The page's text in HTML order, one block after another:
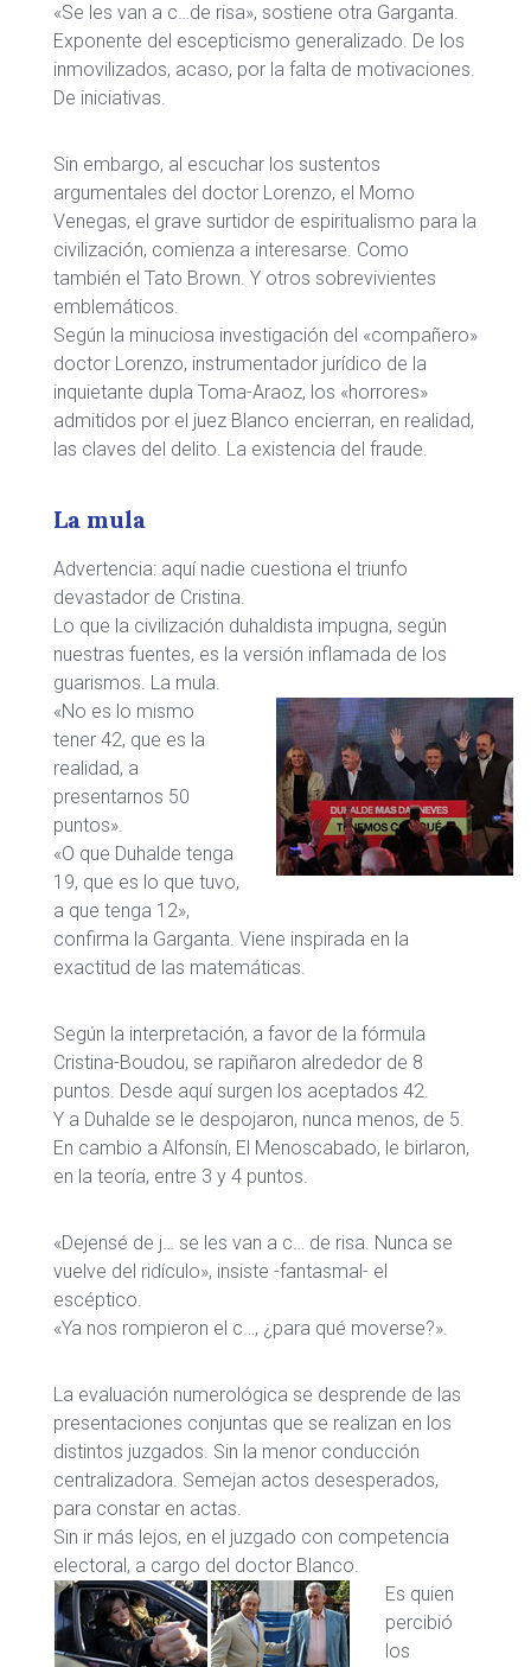
«Se les van a c…de risa», sostiene otra Garganta.
Exponente del escepticismo generalizado. De los
inmovilizados, acaso, por la falta de motivaciones.
De iniciativas.
Sin embargo, al escuchar los sustentos
argumentales del doctor Lorenzo, el Momo
Venegas, el grave surtidor de espiritualismo para la
civilización, comienza a interesarse. Como
también el Tato Brown. Y otros sobrevivientes
emblemáticos.
Según la minuciosa investigación del «compañero»
doctor Lorenzo, instrumentador jurídico de la
inquietante dupla Toma-Araoz, los «horrores»
admitidos por el juez Blanco encierran, en realidad,
las claves del delito. La existencia del fraude.
La mula
Advertencia: aquí nadie cuestiona el triunfo
devastador de Cristina.
Lo que la civilización duhaldista impugna, según
nuestras fuentes, es la versión inflamada de los
guarismos. La mula.
«No es lo mismo
tener 42, que es la
realidad, a
presentarnos 50
puntos».
«O que Duhalde tenga
19, que es lo que tuvo,
a que tenga 12»,
confirma la Garganta. Viene inspirada en la
exactitud de las matemáticas.
Según la interpretación, a favor de la fórmula
Cristina-Boudou, se rapiñaron alrededor de 8
puntos. Desde aquí surgen los aceptados 42.
Y a Duhalde se le despojaron, nunca menos, de 5.
En cambio a Alfonsín, El Menoscabado, le birlaron,
en la teoría, entre 3 y 4 puntos.
«Dejensé de j… se les van a c… de risa. Nunca se
vuelve del ridículo», insiste -fantasmal- el
escéptico.
«Ya nos rompieron el c…, ¿para qué moverse?».
La evaluación numerológica se desprende de las
presentaciones conjuntas que se realizan en los
distintos juzgados. Sin la menor conducción
centralizadora. Semejan actos desesperados,
para constar en actas.
Sin ir más lejos, en el juzgado con competencia
electoral, a cargo del doctor Blanco.
Es quien
percibió
los